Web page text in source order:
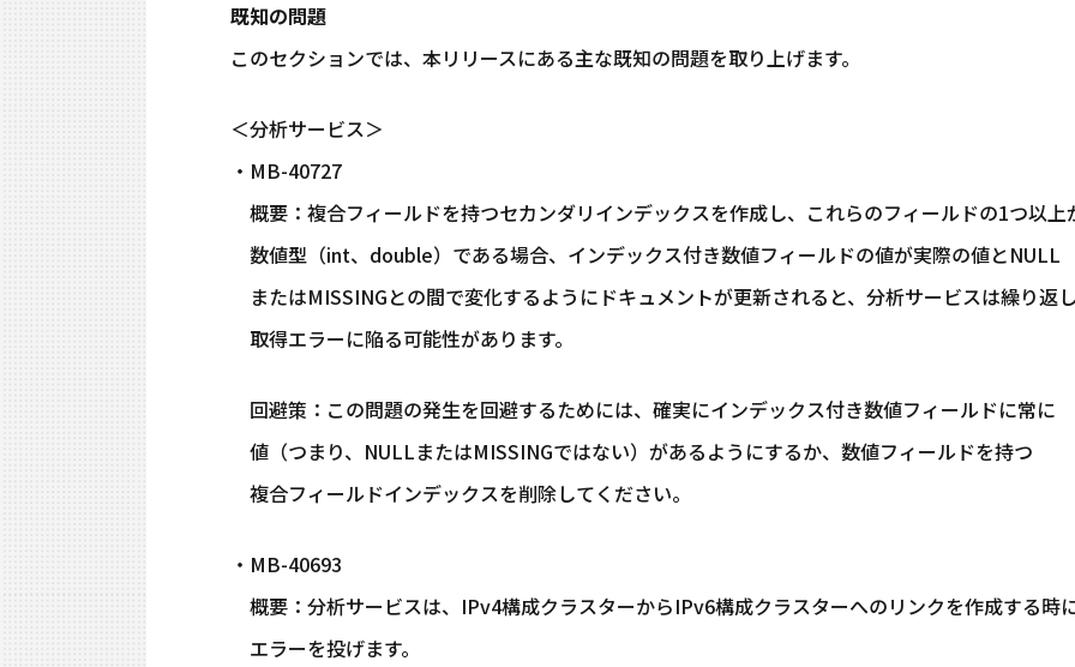
既知の問題
このセクションでは、本リリースにある主な既知の問題を取り上げます。
＜分析サービス＞
・MB-40727
概要：複合フィールドを持つセカンダリインデックスを作成し、これらのフィールドの1つ以上
数値型（int、double）である場合、インデックス付き数値フィールドの値が実際の値とNULL
またはMISSINGとの間で変化するようにドキュメントが更新されると、分析サービスは繰り返
取得エラーに陥る可能性があります。
回避策：この問題の発生を回避するためには、確実にインデックス付き数値フィールドに常に
値（つまり、NULLまたはMISSINGではない）があるようにするか、数値フィールドを持つ
複合フィールドインデックスを削除してください。
・MB-40693
概要：分析サービスは、IPv4構成クラスターからIPv6構成クラスターへのリンクを作成する時
エラーを投げます。